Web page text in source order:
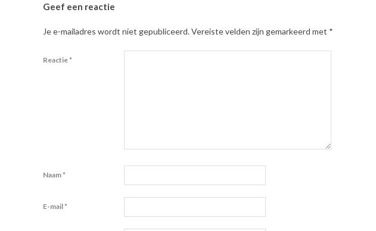
Geef een reactie
Je e-mailadres wordt niet gepubliceerd.Vereiste velden zijn gemarkeerd met *
Reactie*
Naam*
E-mail*